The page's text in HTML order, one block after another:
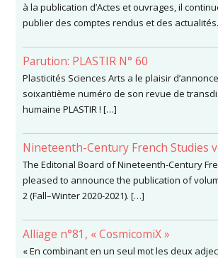
à la publication d’Actes et ouvrages, il
publier des comptes rendus et des actualités.
Parution: PLASTIR N° 60
Plasticités Sciences Arts a le plaisir
soixantième numéro de son revue de
humaine PLASTIR ! […]
Nineteenth-Century French Studies
The Editorial Board of Nineteenth-Century
pleased to announce the publication of
2 (Fall–Winter 2020-2021). […]
Alliage n°81, « CosmicomiX »
« En combinant en un seul mot les deux